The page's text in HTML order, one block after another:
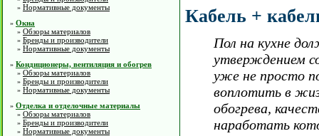
» Нормативные документы
» Окна
» Обзоры материалов
» Бренды и производители
» Нормативные документы
» Кондиционеры, вентиляция и обогрев
» Обзоры материалов
» Бренды и производители
» Нормативные документы
» Отделка и отделочные материалы
» Обзоры материалов
» Бренды и производители
» Нормативные документы
Кабель +
Пол на кухне
утверждением
уже не просто
воплотить в
обогрева,
наработать